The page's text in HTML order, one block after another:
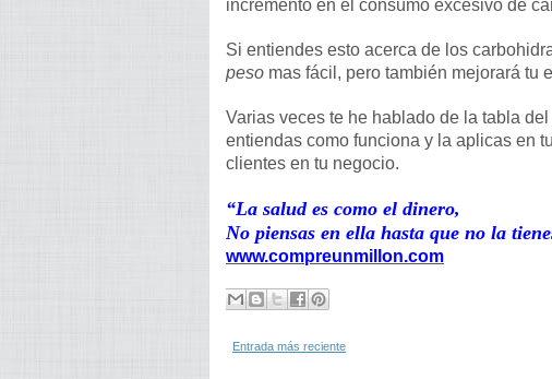
incremento en el consumo excesivo de
Si entiendes esto acerca de los
peso mas fácil, pero también mejorará tu
Varias veces te he hablado de la tabla del
entiendas como funciona y la aplicas en
clientes en tu negocio.
“La salud es como el dinero,
No piensas en ella hasta que no la
www.compreunmillon.com
Entrada más reciente